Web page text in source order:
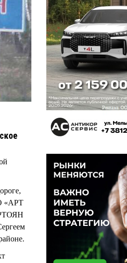
«АРТ